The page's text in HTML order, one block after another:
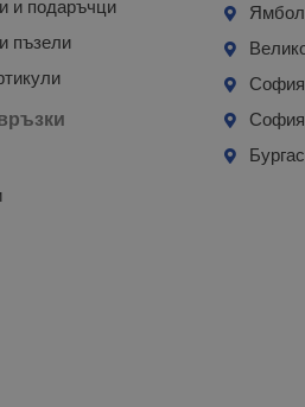
и подаръчци
пъзели
Ямбол
София
Бургас